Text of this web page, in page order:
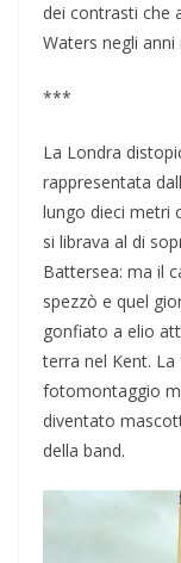
dei contrasti che
Waters negli
***
La Londra
rappresentata
lungo dieci metri
si librava al di
Battersea: ma il
spezzò e quel
gonfiato a elio
terra nel Kent.
fotomontaggio
diventato
della band.